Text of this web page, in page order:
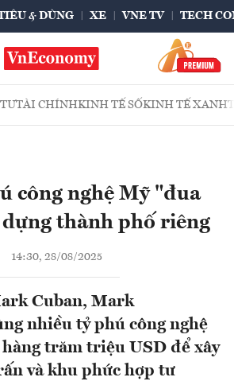
& DÙNG XE VNE TV TECH
TÀI CHÍNHKINH TẾ SỐKINH TẾ XANH
công nghệ Mỹ "đua
thành phố riêng
14:30, 28/08/2025
Cuban, Mark
nhiều tỷ phú công nghệ
trăm triệu USD để xây
và khu phức hợp tư